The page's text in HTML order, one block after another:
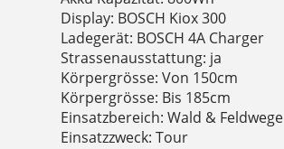
Display: BOSCH Kiox 300
Ladegerät: BOSCH 4A Charger
Strassenausstattung: ja
Körpergrösse: Von 150cm
Körpergrösse: Bis 185cm
Einsatzbereich: Wald & Feldwege
Einsatzzweck: Tour